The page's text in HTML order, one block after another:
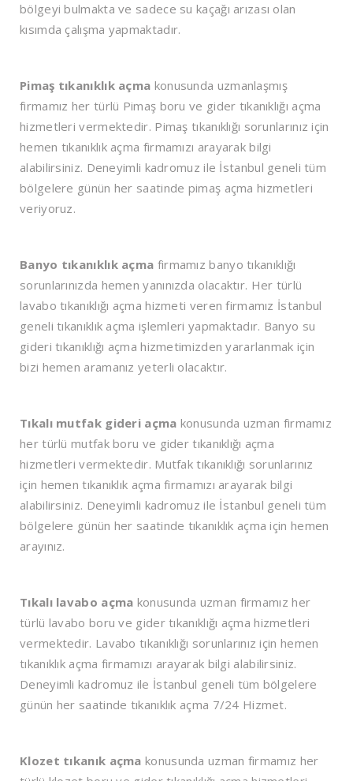
bölgeyi bulmakta ve sadece su kaçağı arızası olan
kısımda çalışma yapmaktadır.
Pimaş tıkanıklık açma konusunda uzmanlaşmış
firmamız her türlü Pimaş boru ve gider tıkanıklığı açma
hizmetleri vermektedir. Pimaş tıkanıklığı sorunlarınız için
hemen tıkanıklık açma firmamızı arayarak bilgi
alabilirsiniz. Deneyimli kadromuz ile İstanbul geneli tüm
bölgelere günün her saatinde pimaş açma hizmetleri
veriyoruz.
Banyo tıkanıklık açma firmamız banyo tıkanıklığı
sorunlarınızda hemen yanınızda olacaktır. Her türlü
lavabo tıkanıklığı açma hizmeti veren firmamız İstanbul
geneli tıkanıklık açma işlemleri yapmaktadır. Banyo su
gideri tıkanıklığı açma hizmetimizden yararlanmak için
bizi hemen aramanız yeterli olacaktır.
Tıkalı mutfak gideri açma konusunda uzman firmamız
her türlü mutfak boru ve gider tıkanıklığı açma
hizmetleri vermektedir. Mutfak tıkanıklığı sorunlarınız
için hemen tıkanıklık açma firmamızı arayarak bilgi
alabilirsiniz. Deneyimli kadromuz ile İstanbul geneli tüm
bölgelere günün her saatinde tıkanıklık açma için hemen
arayınız.
Tıkalı lavabo açma konusunda uzman firmamız her
türlü lavabo boru ve gider tıkanıklığı açma hizmetleri
vermektedir. Lavabo tıkanıklığı sorunlarınız için hemen
tıkanıklık açma firmamızı arayarak bilgi alabilirsiniz.
Deneyimli kadromuz ile İstanbul geneli tüm bölgelere
günün her saatinde tıkanıklık açma 7/24 Hizmet.
Klozet tıkanık açma konusunda uzman firmamız her